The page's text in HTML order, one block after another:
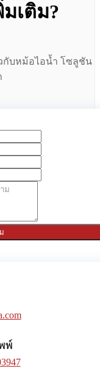
เติม?
วกับหม้อไอน้ำ โซลูชัน
พ์